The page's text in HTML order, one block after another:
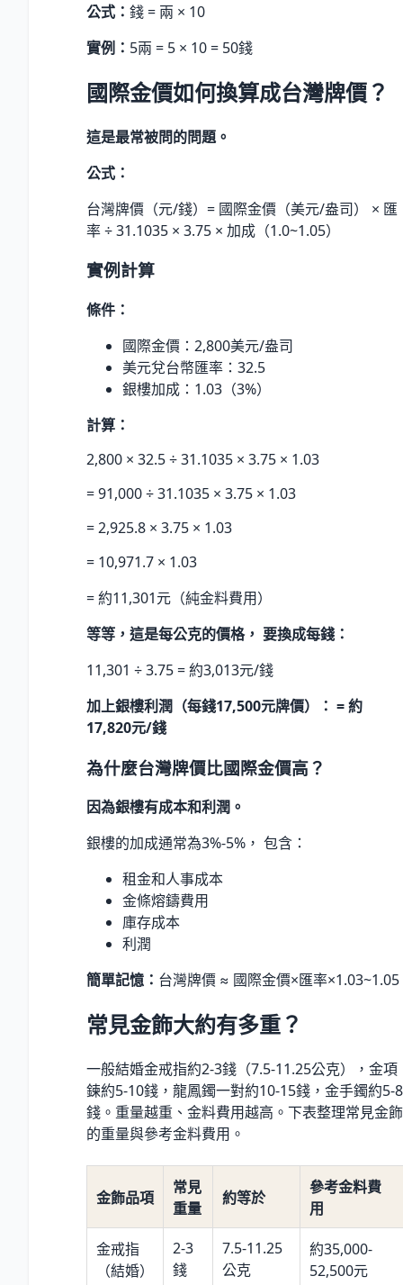
公式： 錢 = 兩 × 10
實例： 5兩 = 5 × 10 = 50錢
國際金價如何換算成台灣牌價？
這是最常被問的問題。
公式：
台灣牌價（元/錢）= 國際金價（美元/盎司） × 匯
率 ÷ 31.1035 × 3.75 × 加成（1.0~1.05）
實例計算
條件：
國際金價：2,800美元/盎司
美元兌台幣匯率：32.5
銀樓加成：1.03（3%）
計算：
2,800 × 32.5 ÷ 31.1035 × 3.75 × 1.03
= 91,000 ÷ 31.1035 × 3.75 × 1.03
= 2,925.8 × 3.75 × 1.03
= 10,971.7 × 1.03
= 約11,301元（純金料費用）
等等，這是每公克的價格， 要換成每錢：
11,301 ÷ 3.75 = 約3,013元/錢
加上銀樓利潤（每錢17,500元牌價）： = 約
17,820元/錢
為什麼台灣牌價比國際金價高？
因為銀樓有成本和利潤。
銀樓的加成通常為3%-5%， 包含：
租金和人事成本
金條熔鑄費用
庫存成本
利潤
簡單記憶： 台灣牌價 ≈ 國際金價×匯率×1.03~1.05
常見金飾大約有多重？
一般結婚金戒指約2-3錢（7.5-11.25公克），金項
鍊約5-10錢，龍鳳鐲一對約10-15錢，金手鐲約5-8
錢。重量越重、金料費用越高。下表整理常見金飾
的重量與參考金料費用。
金飾品項
常見
重量
約等於
參考金料費
用
金戒指
（結婚）
2-3
錢
7.5-11.25
公克
約35,000-
52,500元